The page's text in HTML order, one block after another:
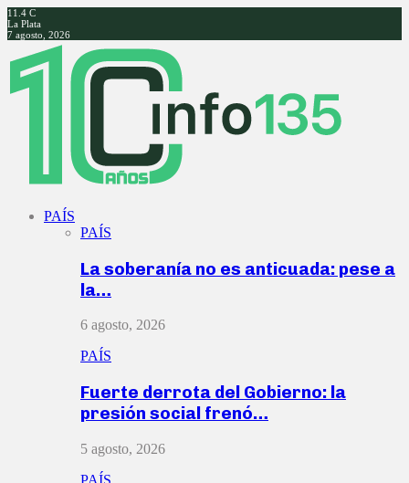
11.4 C
La Plata
7 agosto, 2026
Facebook
Twitter
Instagram
Youtube
PAÍS
PAÍS
La soberanía no es anticuada: pese a
la…
6 agosto, 2026
PAÍS
Fuerte derrota del Gobierno: la
presión social frenó…
5 agosto, 2026
PAÍS